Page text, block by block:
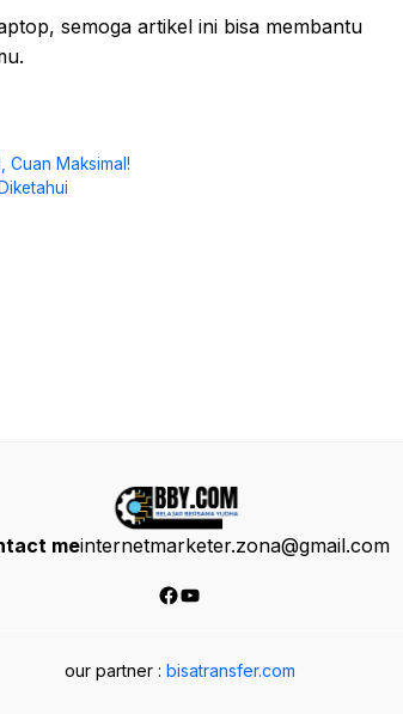
semoga artikel ini bisa membantu
Cuan Maksimal!
meinternetmarketer.zona@gmail.com
Facebook
YouTube
our partner : bisatransfer.com